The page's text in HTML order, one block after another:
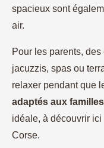
spacieux sont
air.
Pour les parents,
jacuzzis, spas ou
relaxer pendant que
adaptés aux familles
idéale, à découvrir
Corse.